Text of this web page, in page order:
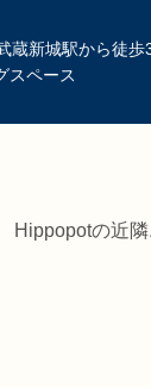
蔵新城駅から徒歩
スペース
Hippopotの近